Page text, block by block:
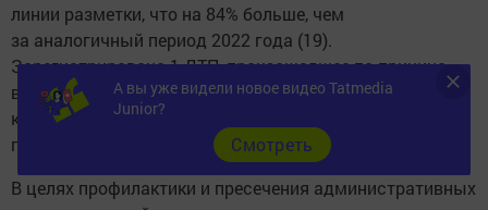
линии разметки, что на 84% больше, чем
за аналогичный период 2022 года (19).
Зарегистрировано 1 ДТП, произошедшее по причине
выезда на полосу встречного движения, в результате
которого пострадали 3 человека, из них 2 гражданам
причинен тяжкий вред здоровью.
В целях профилактики и пресечения административных
А вы уже видели новое видео Tatmedia
Junior?
Cмотреть